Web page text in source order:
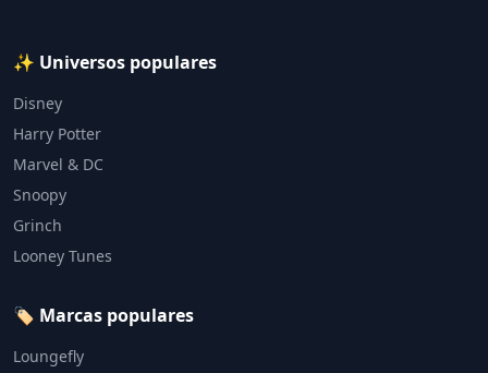
✨ Universos populares
Disney
Harry Potter
Marvel & DC
Snoopy
Grinch
Looney Tunes
🏷️ Marcas populares
Loungefly